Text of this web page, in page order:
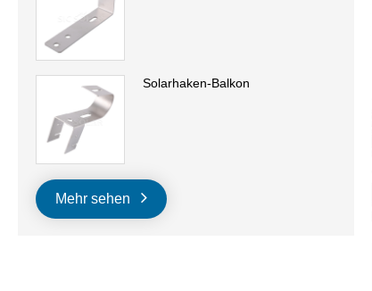
Solarhaken-Balkon
Mehr sehen